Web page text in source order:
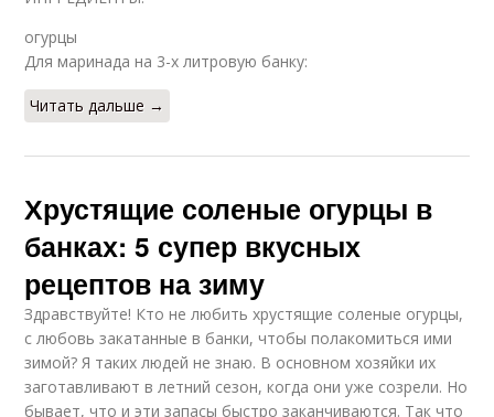
огурцы
Для маринада на 3-х литровую банку:
Читать дальше →
Хрустящие соленые огурцы в
банках: 5 супер вкусных
рецептов на зиму
Здравствуйте! Кто не любить хрустящие соленые огурцы,
с любовь закатанные в банки, чтобы полакомиться ими
зимой? Я таких людей не знаю. В основном хозяйки их
заготавливают в летний сезон, когда они уже созрели. Но
бывает, что и эти запасы быстро заканчиваются. Так что